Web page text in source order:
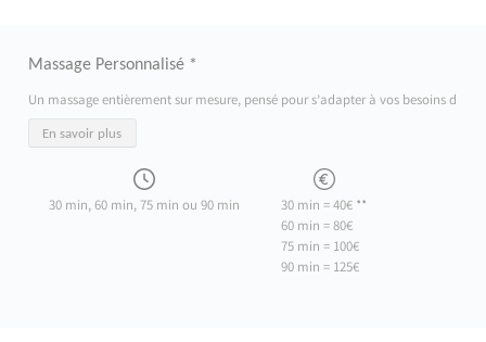
Massage Personnalisé *
Un massage entièrement sur mesure, pensé pour s’adapter à vos besoins du
En savoir plus
30 min, 60 min, 75 min ou 90 min
30 min = 40€ **
60 min = 80€
75 min = 100€
90 min = 125€